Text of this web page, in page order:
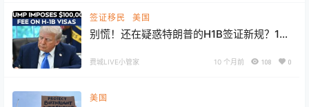
签证移民 美国
别慌！还在疑惑特朗普的H1B签证新规？10
费城LIVE小管家 10 个月前 108 0
美国